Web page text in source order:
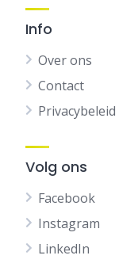
Info
Over ons
Contact
Privacybeleid
Volg ons
Facebook
Instagram
LinkedIn